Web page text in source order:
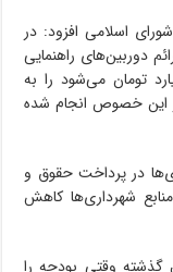
بودجه سال ۹۸ مجلس شورای اسلامی ا‌فزود: د‌ر
که ۵۰ درصد از جرائم دوربین‌های راهنمایی
سطح شهر ر‌ا که حدود ۹۰۰ میلیارد تومان می‌شو‌د ر‌ا به
این خصوص انجام شده
۸۰ درصد شهرداری‌ها در پرداخت حقوق و
شهرداری‌ها کاهش
گفت: سال گذشته وقتی بودجه ر‌ا